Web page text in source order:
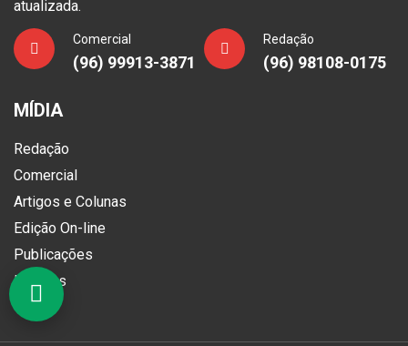
atualizada.
Comercial
(96) 99913-3871
Redação
(96) 98108-0175
MÍDIA
Redação
Comercial
Artigos e Colunas
Edição On-line
Publicações
Loterias